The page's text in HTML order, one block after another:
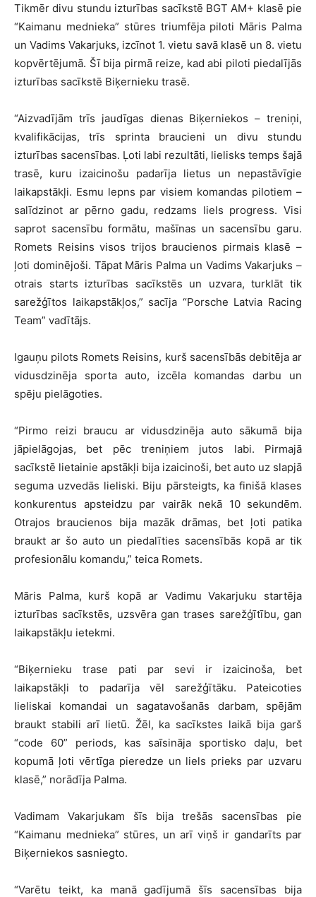
Tikmēr divu stundu izturības sacīkstē BGT AM+ klasē pie
“Kaimanu mednieka” stūres triumfēja piloti Māris Palma
un Vadims Vakarjuks, izcīnot 1. vietu savā klasē un 8. vietu
kopvērtējumā. Šī bija pirmā reize, kad abi piloti piedalījās
izturības sacīkstē Biķernieku trasē.
“Aizvadījām trīs jaudīgas dienas Biķerniekos – treniņi,
kvalifikācijas, trīs sprinta braucieni un divu stundu
izturības sacensības. Ļoti labi rezultāti, lielisks temps šajā
trasē, kuru izaicinošu padarīja lietus un nepastāvīgie
laikapstākļi. Esmu lepns par visiem komandas pilotiem –
salīdzinot ar pērno gadu, redzams liels progress. Visi
saprot sacensību formātu, mašīnas un sacensību garu.
Romets Reisins visos trijos braucienos pirmais klasē –
ļoti dominējoši. Tāpat Māris Palma un Vadims Vakarjuks –
otrais starts izturības sacīkstēs un uzvara, turklāt tik
sarežģītos laikapstākļos,” sacīja “Porsche Latvia Racing
Team” vadītājs.
Igauņu pilots Romets Reisins, kurš sacensībās debitēja ar
vidusdzinēja sporta auto, izcēla komandas darbu un
spēju pielāgoties.
“Pirmo reizi braucu ar vidusdzinēja auto sākumā bija
jāpielāgojas, bet pēc treniņiem jutos labi. Pirmajā
sacīkstē lietainie apstākļi bija izaicinoši, bet auto uz slapjā
seguma uzvedās lieliski. Biju pārsteigts, ka finišā klases
konkurentus apsteidzu par vairāk nekā 10 sekundēm.
Otrajos braucienos bija mazāk drāmas, bet ļoti patika
braukt ar šo auto un piedalīties sacensībās kopā ar tik
profesionālu komandu,” teica Romets.
Māris Palma, kurš kopā ar Vadimu Vakarjuku startēja
izturības sacīkstēs, uzsvēra gan trases sarežģītību, gan
laikapstākļu ietekmi.
“Biķernieku trase pati par sevi ir izaicinoša, bet
laikapstākļi to padarīja vēl sarežģītāku. Pateicoties
lieliskai komandai un sagatavošanās darbam, spējām
braukt stabili arī lietū. Žēl, ka sacīkstes laikā bija garš
“code 60” periods, kas saīsināja sportisko daļu, bet
kopumā ļoti vērtīga pieredze un liels prieks par uzvaru
klasē,” norādīja Palma.
Vadimam Vakarjukam šīs bija trešās sacensības pie
“Kaimanu mednieka” stūres, un arī viņš ir gandarīts par
Biķerniekos sasniegto.
“Varētu teikt, ka manā gadījumā šīs sacensības bija